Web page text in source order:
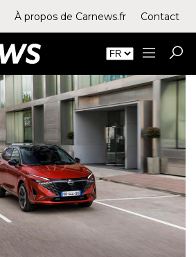
À propos de Carnews.fr Contact